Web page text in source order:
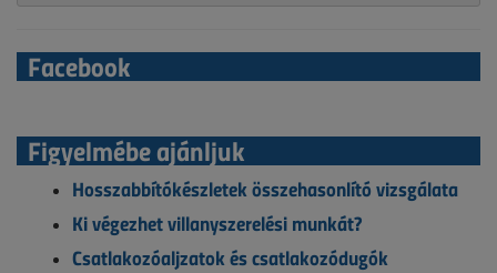
Facebook
Figyelmébe ajánljuk
Hosszabbítókészletek összehasonlító vizsgálata
Ki végezhet villanyszerelési munkát?
Csatlakozóaljzatok és csatlakozódugók